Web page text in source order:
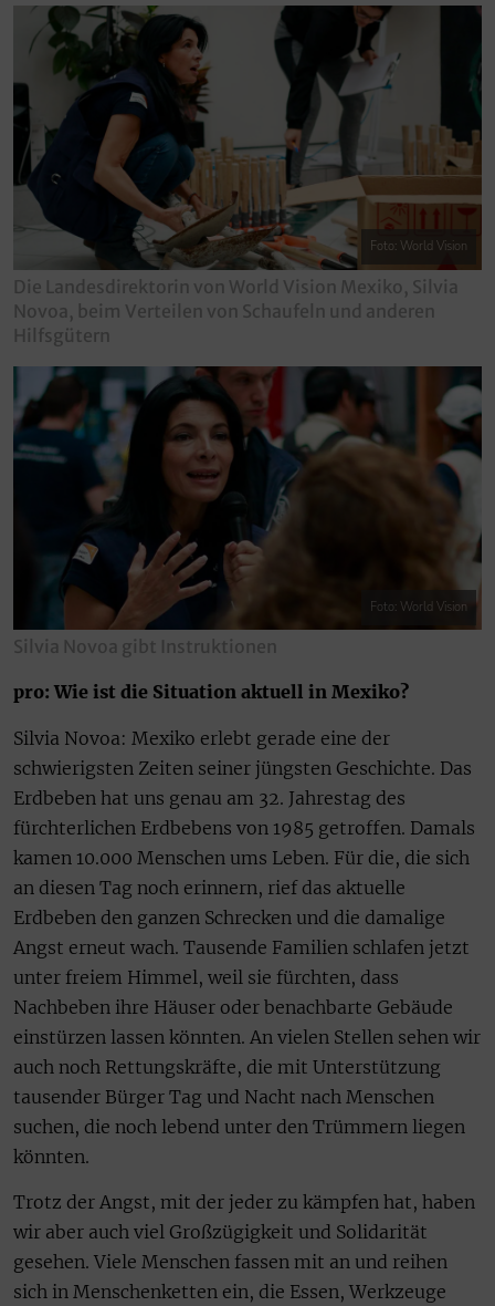
Foto: World Vision
Die Landesdirektorin von World Vision Mexiko, Silvia
Novoa, beim Verteilen von Schaufeln und anderen
Hilfsgütern
Foto: World Vision
Silvia Novoa gibt Instruktionen
pro: Wie ist die Situation aktuell in Mexiko?
Silvia Novoa: Mexiko erlebt gerade eine der
schwierigsten Zeiten seiner jüngsten Geschichte. Das
Erdbeben hat uns genau am 32. Jahrestag des
fürchterlichen Erdbebens von 1985 getroffen. Damals
kamen 10.000 Menschen ums Leben. Für die, die sich
an diesen Tag noch erinnern, rief das aktuelle
Erdbeben den ganzen Schrecken und die damalige
Angst erneut wach. Tausende Familien schlafen jetzt
unter freiem Himmel, weil sie fürchten, dass
Nachbeben ihre Häuser oder benachbarte Gebäude
einstürzen lassen könnten. An vielen Stellen sehen wir
auch noch Rettungskräfte, die mit Unterstützung
tausender Bürger Tag und Nacht nach Menschen
suchen, die noch lebend unter den Trümmern liegen
könnten.
Trotz der Angst, mit der jeder zu kämpfen hat, haben
wir aber auch viel Großzügigkeit und Solidarität
gesehen. Viele Menschen fassen mit an und reihen
sich in Menschenketten ein, die Essen, Werkzeuge